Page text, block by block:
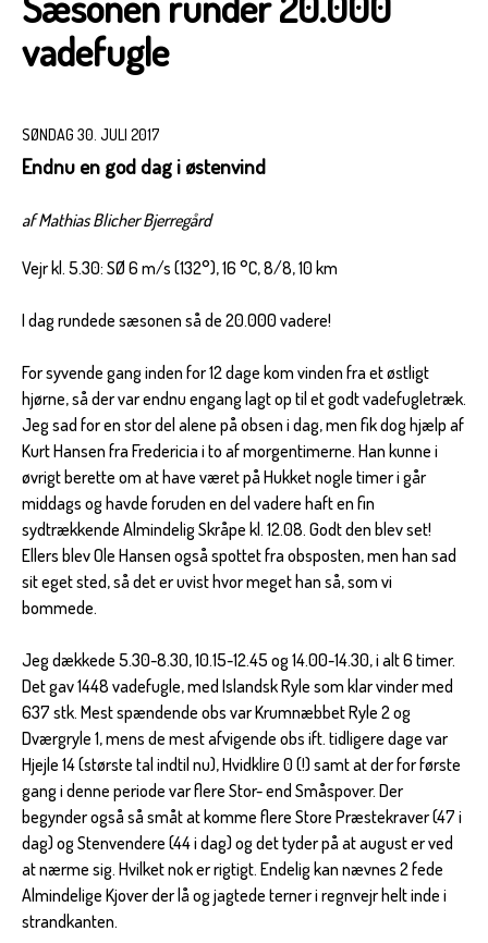
vadefugle
SØNDAG 30. JULI 2017
Endnu en god dag i østenvind
af Mathias Blicher Bjerregård
Vejr kl. 5.30: SØ 6 m/s (132°), 16 °C, 8/8, 10 km
I dag rundede sæsonen så de 20.000 vadere!
For syvende gang inden for 12 dage kom vinden fra et østligt
hjørne, så der var endnu engang lagt op til et godt vadefugletræk.
Jeg sad for en stor del alene på obsen i dag, men fik dog hjælp af
Kurt Hansen fra Fredericia i to af morgentimerne. Han kunne i
øvrigt berette om at have været på Hukket nogle timer i går
middags og havde foruden en del vadere haft en fin
sydtrækkende Almindelig Skråpe kl. 12.08. Godt den blev set!
Ellers blev Ole Hansen også spottet fra obsposten, men han sad
sit eget sted, så det er uvist hvor meget han så, som vi
bommede.
Jeg dækkede 5.30-8.30, 10.15-12.45 og 14.00-14.30, i alt 6 timer.
Det gav 1448 vadefugle, med Islandsk Ryle som klar vinder med
637 stk. Mest spændende obs var Krumnæbbet Ryle 2 og
Dværgryle 1, mens de mest afvigende obs ift. tidligere dage var
Hjejle 14 (største tal indtil nu), Hvidklire 0 (!) samt at der for første
gang i denne periode var flere Stor- end Småspover. Der
begynder også så småt at komme flere Store Præstekraver (47 i
dag) og Stenvendere (44 i dag) og det tyder på at august er ved
at nærme sig. Hvilket nok er rigtigt. Endelig kan nævnes 2 fede
Almindelige Kjover der lå og jagtede terner i regnvejr helt inde i
strandkanten.